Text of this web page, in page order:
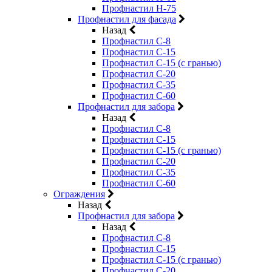
Профнастил Н-75
Профнастил для фасада
Назад
Профнастил С-8
Профнастил С-15
Профнастил С-15 (с гранью)
Профнастил С-20
Профнастил С-35
Профнастил С-60
Профнастил для забора
Назад
Профнастил С-8
Профнастил С-15
Профнастил С-15 (с гранью)
Профнастил С-20
Профнастил С-35
Профнастил С-60
Ограждения
Назад
Профнастил для забора
Назад
Профнастил С-8
Профнастил С-15
Профнастил С-15 (с гранью)